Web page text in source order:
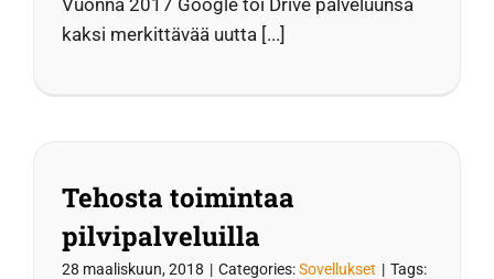
kaksi merkittävää uutta [...]
Tehosta toimintaa
pilvipalveluilla
28 maaliskuun, 2018 | Categories:Sovellukset | Tags: